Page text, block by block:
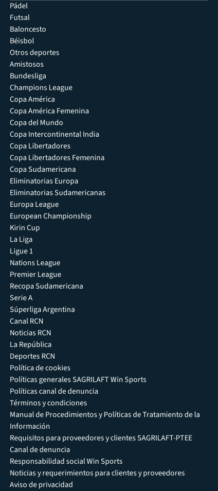
Pádel
Futsal
Baloncesto
Béisbol
Otros deportes
Amistosos
Bundesliga
Champions League
Copa América
Copa América Femenina
Copa del Mundo
Copa Intercontinental India
Copa Libertadores
Copa Libertadores Femenina
Copa Sudamericana
Eliminatorias Europa
Eliminatorias Sudamericanas
Europa League
European Championship
Kirin Cup
La Liga
Ligue 1
Nations League
Premier League
Recopa Sudamericana
Serie A
Súperliga Argentina
Canal RCN
Noticias RCN
La República
Deportes RCN
Política de cookies
Políticas generales SAGRILAFT Win Sports
Políticas canal de denuncia
Términos y condiciones
Manual de Procedimientos y Políticas de Tratamiento de la
Información
Requisitos para proveedores y clientes SAGRILAFT-PTEE
Canal de denuncia
Responsabilidad social Win Sports
Noticias y requerimientos para clientes y proveedores
Aviso de privacidad